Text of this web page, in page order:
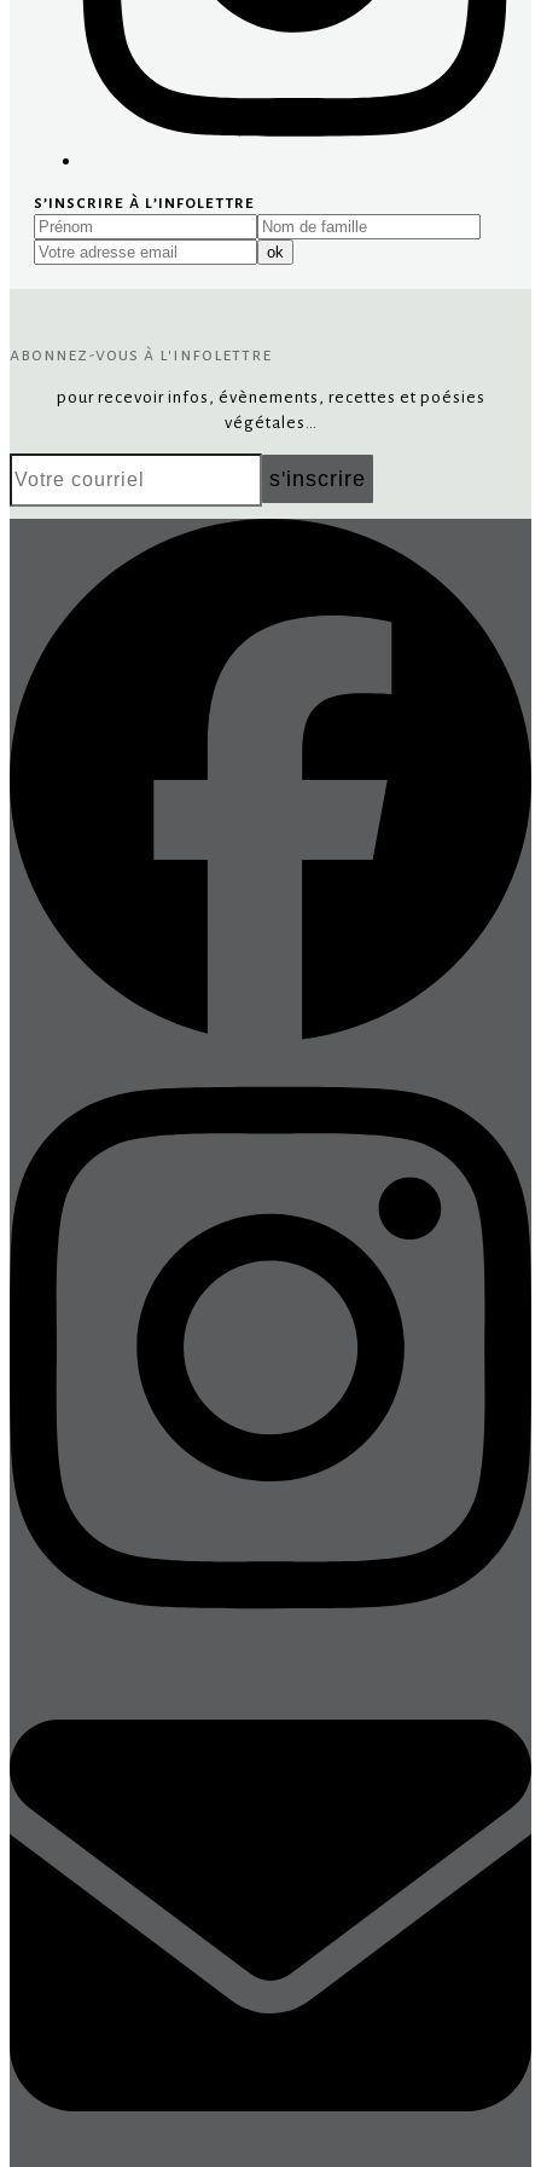
s’inscrire à l’infolettre
Prénom
Nom
de
famille
adresse
ok
abonnez-vous à l'infolettre
pour recevoir infos, évènements, recettes et poésies
végétales…
Votre
courriel
s'inscrire